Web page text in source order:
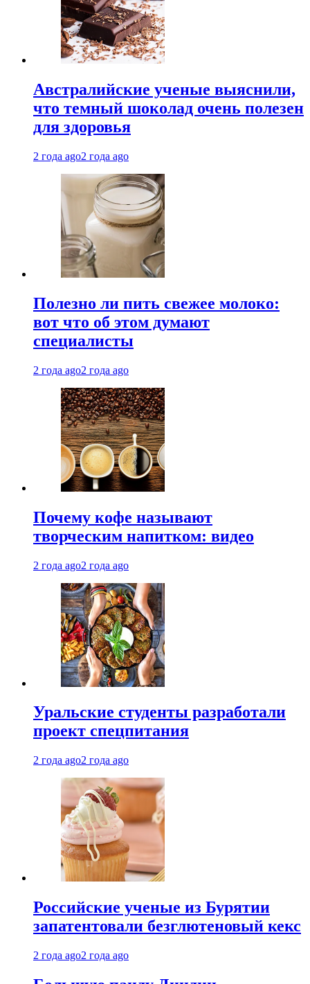
Австралийские ученые выяснили,
что темный шоколад очень полезен
для здоровья
2 года ago2 года ago
Полезно ли пить свежее молоко:
вот что об этом думают
специалисты
2 года ago2 года ago
Почему кофе называют
творческим напитком: видео
2 года ago2 года ago
Уральские студенты разработали
проект спецпитания
2 года ago2 года ago
Российские ученые из Бурятии
запатентовали безглютеновый кекс
2 года ago2 года ago